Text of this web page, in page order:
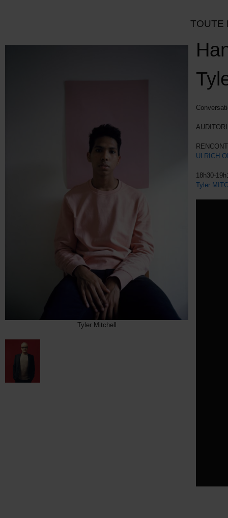
TOUTE
Tyler Mitchell
ULRICH
18h30-
Tyler